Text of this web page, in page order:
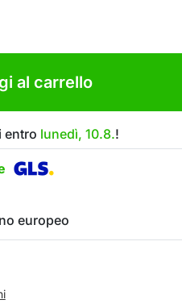
al carrello
entro lunedì, 10.8.!
europeo